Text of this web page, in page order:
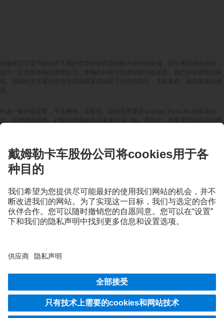
保持聯絡。
透過我們的數字媒體探索 Mercedes‑Benz Trucks。